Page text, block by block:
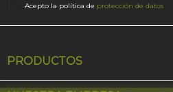
Acepto la política de protección de datos
PRODUCTOS